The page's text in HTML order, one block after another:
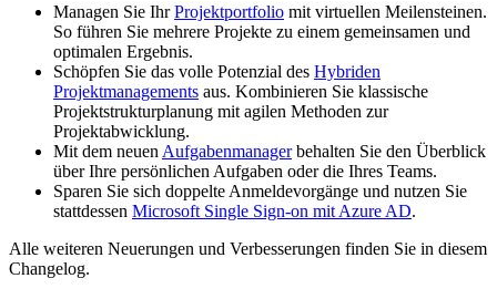
Managen Sie IhrProjektportfolio mit virtuellen Meilensteinen.
So führen Sie mehrere Projekte zu einem gemeinsamen und
optimalen Ergebnis.
Schöpfen Sie das volle Potenzial des Hybriden
Projektmanagements aus. Kombinieren Sie klassische
Projektstrukturplanung mit agilen Methoden zur
Projektabwicklung.
Mit dem neuen Aufgabenmanagerbehalten Sie den Überblick
über Ihre persönlichen Aufgaben oder die Ihres Teams.
Sparen Sie sich doppelte Anmeldevorgänge und nutzen Sie
stattdessen Microsoft Single Sign-on mit Azure AD.
Alle weiteren Neuerungen und Verbesserungen finden Sie in diesem
Changelog.